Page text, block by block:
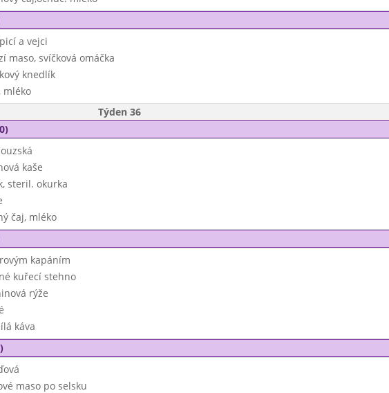
a vejci
maso, svíčková omáčka
knedlík
mléko
Týden 36
kaše
steril. okurka
čaj, mléko
kapáním
kuřecí stehno
rýže
káva
maso po selsku